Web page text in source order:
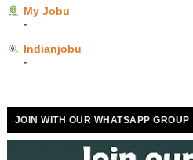
My Jobu
-
Indianjobu
-
JOIN WITH OUR WHATSAPP GROUP